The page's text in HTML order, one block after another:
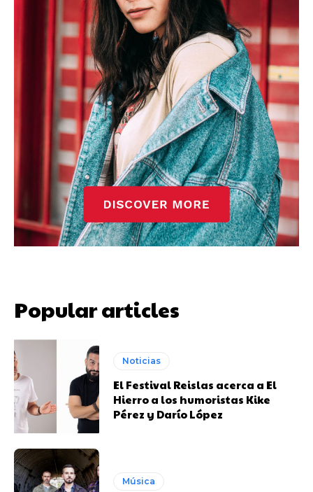
Popular articles
Noticias
El Festival Reislas acerca a El
Hierro a los humoristas Kike
Pérez y Darío López
Música